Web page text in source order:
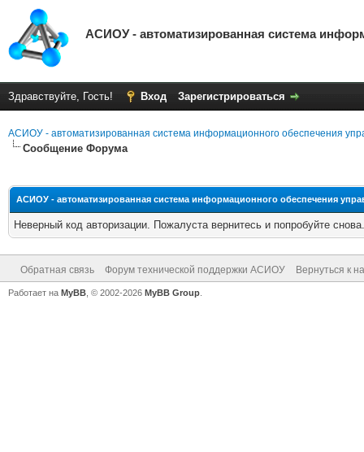
АСИОУ - автоматизированная система
Здравствуйте, Гость! Вход Зарегистрироваться
АСИОУ - автоматизированная система информационного обеспечения
Сообщение Форума
АСИОУ - автоматизированная система информационного обеспечения
Неверный код авторизации. Пожалуста вернитесь и попробуйте снова.
Обратная связь Форум технической поддержки АСИОУ Вернуться к
Работает на MyBB , © 2002-2026 MyBB Group